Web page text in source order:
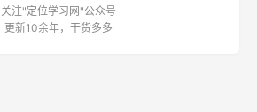
关注"定位学习网"公众号
更新10余年，干货多多